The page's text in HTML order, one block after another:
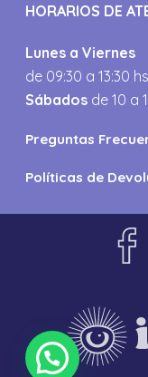
HORARIOS DE
Lunes a Viernes
de 09:30 a 13:30
Sábados de 10 a
Preguntas
Políticas de